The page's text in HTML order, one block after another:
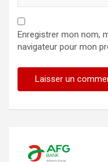
Enregistrer mon nom,
navigateur pour mon